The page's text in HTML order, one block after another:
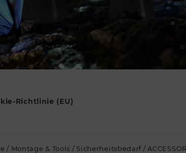
Richtlinie (EU)
/ Montage & Tools / Sicherheitsbedarf /